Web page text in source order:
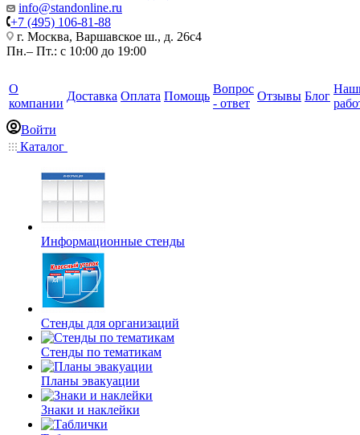
info@standonline.ru
+7 (495) 106-81-88
г. Москва, Варшавское ш., д. 26с4
Пн.– Пт.: с 10:00 до 19:00
О
компании
Доставка Оплата Помощь
Вопрос
- ответ
Отзывы Блог
Войти
Каталог
Информационные стенды
Стенды для организаций
Стенды по тематикам
Планы эвакуации
Знаки и наклейки